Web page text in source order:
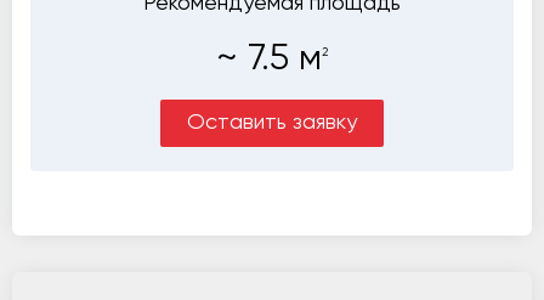
~ 7.5 м 2
Оставить заявку